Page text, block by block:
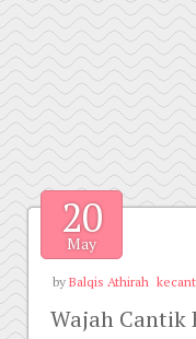
20
May
by Balqis Athirah
Wajah Cantik